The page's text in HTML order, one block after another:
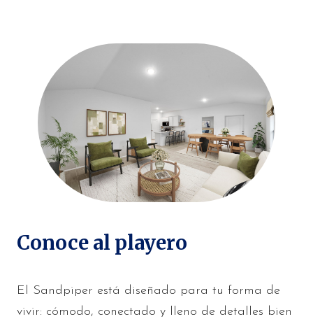
Conoce al playero
El Sandpiper está diseñado para tu forma de
vivir: cómodo, conectado y lleno de detalles bien